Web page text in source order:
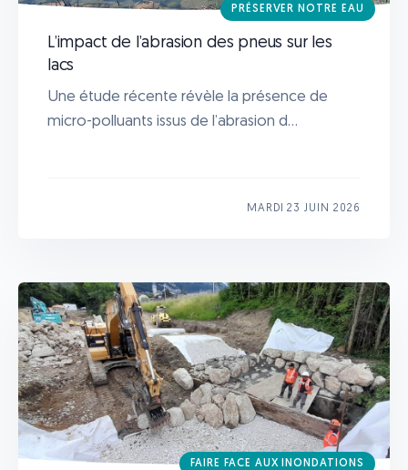
PRÉSERVER NOTRE EAU
L’impact de l’abrasion des pneus sur les
lacs
Une étude récente révèle la présence de
micro-polluants issus de l’abrasion d...
MARDI 23 JUIN 2026
FAIRE FACE AUX INONDATIONS